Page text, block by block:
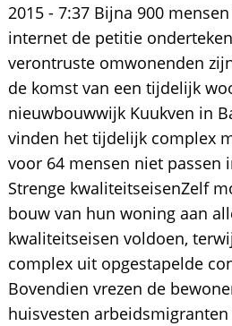
2015 - 7:37 Bijna 900
internet de petitie
verontruste omwonenden
de komst van een tijdelijk
nieuwbouwwijk Kuukven in
vinden het tijdelijk complex
voor 64 mensen niet passen
Strenge kwaliteitseisenZelf
bouw van hun woning aan
kwaliteitseisen voldoen,
complex uit opgestapelde
Bovendien vrezen de
huisvesten